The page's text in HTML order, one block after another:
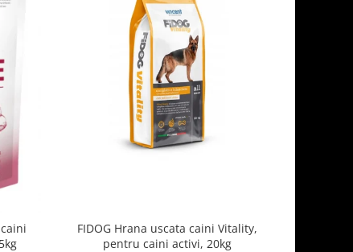
FIDOG Hrana uscata caini Vitality,
pentru caini activi, 20kg